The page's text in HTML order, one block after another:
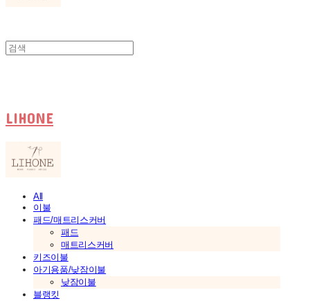
LIHONE
All
이불
패드/매트리스커버
패드
매트리스커버
키즈이불
아기용품/낮잠이불
낮잠이불
블랭킷